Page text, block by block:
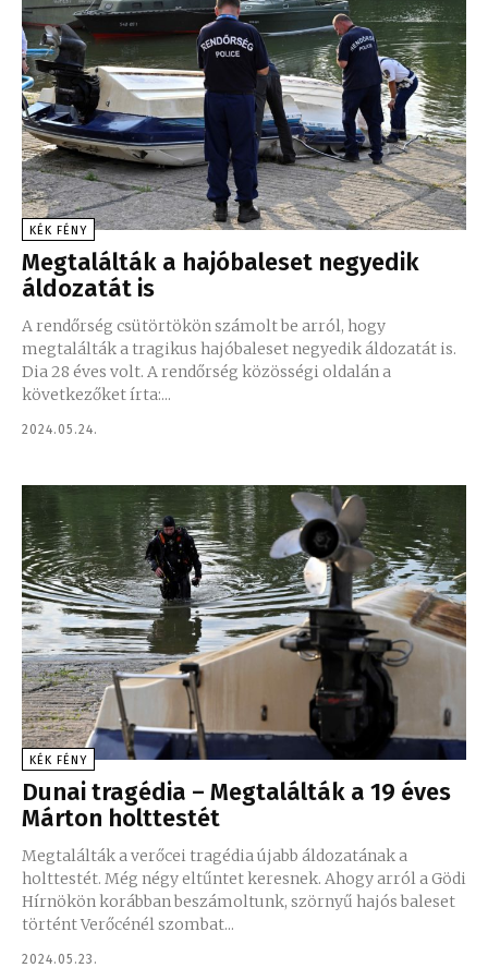
KÉK FÉNY
Megtalálták a hajóbaleset negyedik
áldozatát is
A rendőrség csütörtökön számolt be arról, hogy
megtalálták a tragikus hajóbaleset negyedik áldozatát is.
Dia 28 éves volt. A rendőrség közösségi oldalán a
következőket írta:...
2024.05.24.
KÉK FÉNY
Dunai tragédia – Megtalálták a 19 éves
Márton holttestét
Megtalálták a verőcei tragédia újabb áldozatának a
holttestét. Még négy eltűntet keresnek. Ahogy arról a Gödi
Hírnökön korábban beszámoltunk, szörnyű hajós baleset
történt Verőcénél szombat...
2024.05.23.